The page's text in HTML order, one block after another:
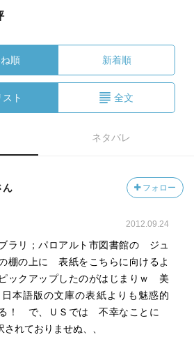
順 新着順
スト 全文
ネタバレ
ん フォロー
2012.09.24
ラリ；パロアルト市図書館の ジュ
棚の上に 表紙をこちらに向けるよ
ックアップしたのがはじまりｗ 美
本語版の文庫の表紙よりも魅惑的
！ で、ＵＳでは 不幸なことに
れておりませぬ、、